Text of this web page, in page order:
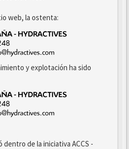
web, la ostenta:
y explotación ha sido
de la iniciativa ACCS -